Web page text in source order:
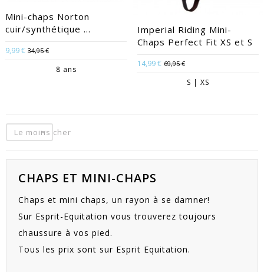
Mini-chaps Norton
cuir/synthétique ...
9,99 € 34,95 €
8 ans
Imperial Riding Mini-
Chaps Perfect Fit XS et S
14,99 € 69,95 €
S | XS
Le moins cher
CHAPS ET MINI-CHAPS
Chaps et mini chaps, un rayon à se damner!
Sur Esprit-Equitation vous trouverez toujours
chaussure à vos pied.
Tous les prix sont sur Esprit Equitation.